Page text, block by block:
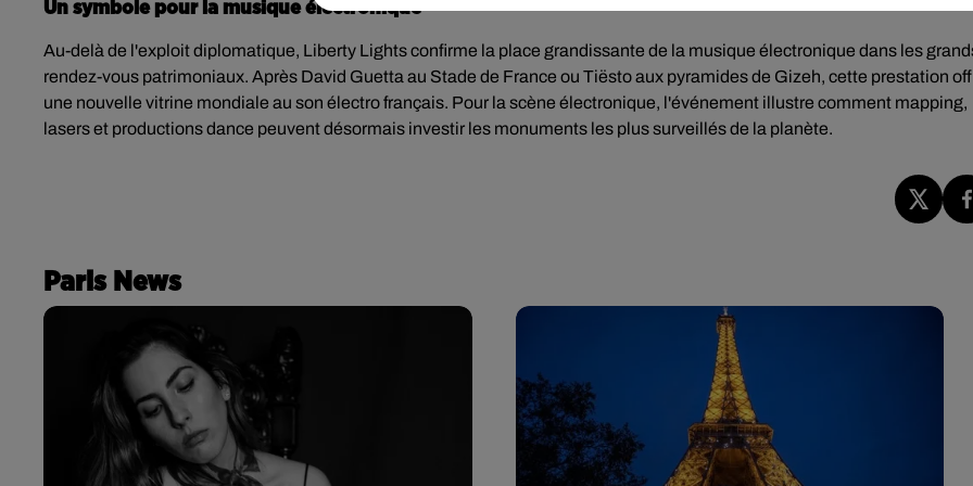
Un symbole pour la musique électronique
Au-delà de l'exploit diplomatique, Liberty Lights confirme la place grandissante de la musique électronique dans les
rendez-vous patrimoniaux. Après David Guetta au Stade de France ou Tiësto aux pyramides de Gizeh, cette prestation
une nouvelle vitrine mondiale au son électro français. Pour la scène électronique, l'événement illustre comment mapping,
lasers et productions dance peuvent désormais investir les monuments les plus surveillés de la planète.
Paris News